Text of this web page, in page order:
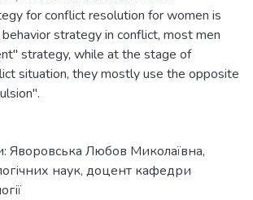
for conflict resolution for women is
strategy in conflict, most men
strategy, while at the stage of
situation, they mostly use the opposite
Яворовська Любов Миколаївна,
наук, доцент кафедри